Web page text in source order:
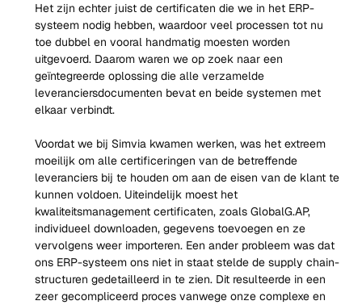
Het zijn echter juist de certificaten die we in het ERP-
systeem nodig hebben, waardoor veel processen tot nu
toe dubbel en vooral handmatig moesten worden
uitgevoerd. Daarom waren we op zoek naar een
geïntegreerde oplossing die alle verzamelde
leveranciersdocumenten bevat en beide systemen met
elkaar verbindt.
Voordat we bij Simvia kwamen werken, was het extreem
moeilijk om alle certificeringen van de betreffende
leveranciers bij te houden om aan de eisen van de klant te
kunnen voldoen. Uiteindelijk moest het
kwaliteitsmanagement certificaten, zoals GlobalG.AP,
individueel downloaden, gegevens toevoegen en ze
vervolgens weer importeren. Een ander probleem was dat
ons ERP-systeem ons niet in staat stelde de supply chain-
structuren gedetailleerd in te zien. Dit resulteerde in een
zeer gecompliceerd proces vanwege onze complexe en